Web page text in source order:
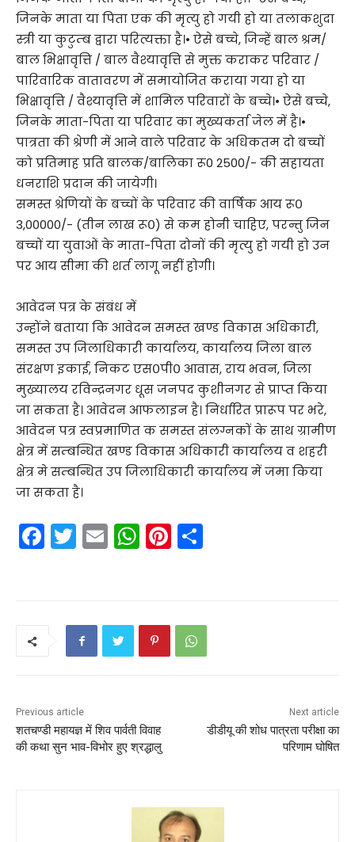
जिनके माता या पिता एक की मृत्यु हो गयी हो या तलाकशुदा
स्त्री या कुटुम्ब द्वारा परित्यक्ता है।• ऐसे बच्चे, जिन्हें बाल श्रम/
बाल भिक्षावृत्ति / बाल वैश्यावृत्ति से मुक्त कराकर परिवार /
पारिवारिक वातावरण में समायोजित कराया गया हो या
भिक्षावृत्ति / वैश्यावृत्ति में शामिल परिवारों के बच्चे।• ऐसे बच्चे,
जिनके माता-पिता या परिवार का मुख्यकर्ता जेल में है।•
पात्रता की श्रेणी में आने वाले परिवार के अधिकतम दो बच्चों
को प्रतिमाह प्रति बालक/बालिका रू0 2500/- की सहायता
धनराशि प्रदान की जायेगी।
समस्त श्रेणियों के बच्चों के परिवार की वार्षिक आय रू०
3,00000/- (तीन लाख रू०) से कम होनी चाहिए, परन्तु जिन
बच्चों या युवाओं के माता-पिता दोनों की मृत्यु हो गयी हो उन
पर आय सीमा की शर्त लागू नहीं होगी।
आवेदन पत्र के संबंध में
उन्होंने बताया कि आवेदन समस्त खण्ड विकास अधिकारी,
समस्त उप जिलाधिकारी कार्यालय, कार्यालय जिला बाल
संरक्षण इकाई, निकट एस०पी० आवास, राय भवन, जिला
मुख्यालय रविन्द्रनगर धूस जनपद कुशीनगर से प्राप्त किया
जा सकता है। आवेदन आफलाइन है। निर्धारित प्रारूप पर भरे,
आवेदन पत्र स्वप्रमाणित क समस्त संलग्नकों के साथ ग्रामीण
क्षेत्र में सम्बन्धित खण्ड विकास अधिकारी कार्यालय व शहरी
क्षेत्र मे सम्बन्धित उप जिलाधिकारी कार्यालय में जमा किया
जा सकता है।
F
a
k
T
w
E
m
W
h
A
p
Pi
nt
st
Previous article
शतचण्डी महायज्ञ में शिव पार्वती विवाह
की कथा सुन भाव-विभोर हुए श्रद्धालु
Next article
डीडीयू की शोध पात्रता परीक्षा का
परिणाम घोषित